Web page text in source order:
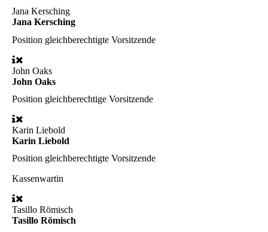
Jana Kersching
Jana Kersching
Position gleichberechtigte Vorsitzende
John Oaks
John Oaks
Position gleichberechtige Vorsitzende
Karin Liebold
Karin Liebold
Position gleichberechtigte Vorsitzende
Kassenwartin
Tasillo Römisch
Tasillo Römisch